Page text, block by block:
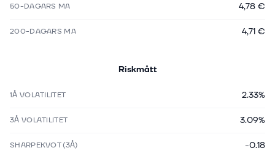
50-DAGARS MA 4,78 €
200-DAGARS MA 4,71 €
Riskmått
1Å VOLATILITET 2.33%
3Å VOLATILITET 3.09%
SHARPEKVOT (3Å) -0.18